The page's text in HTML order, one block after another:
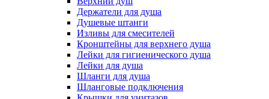
Держатели для душа
Душевые штанги
Изливы для смесителей
Кронштейны для верхнего душа
Лейки для гигиенического душа
Лейки для душа
Шланги для душа
Шланговые подключения